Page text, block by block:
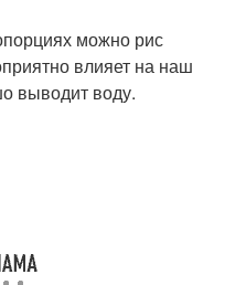
можно рис
влияет на наш
выводит воду.